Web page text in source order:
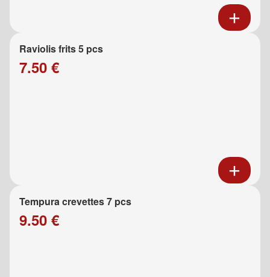
Raviolis frits 5 pcs
7.50 €
Tempura crevettes 7 pcs
9.50 €